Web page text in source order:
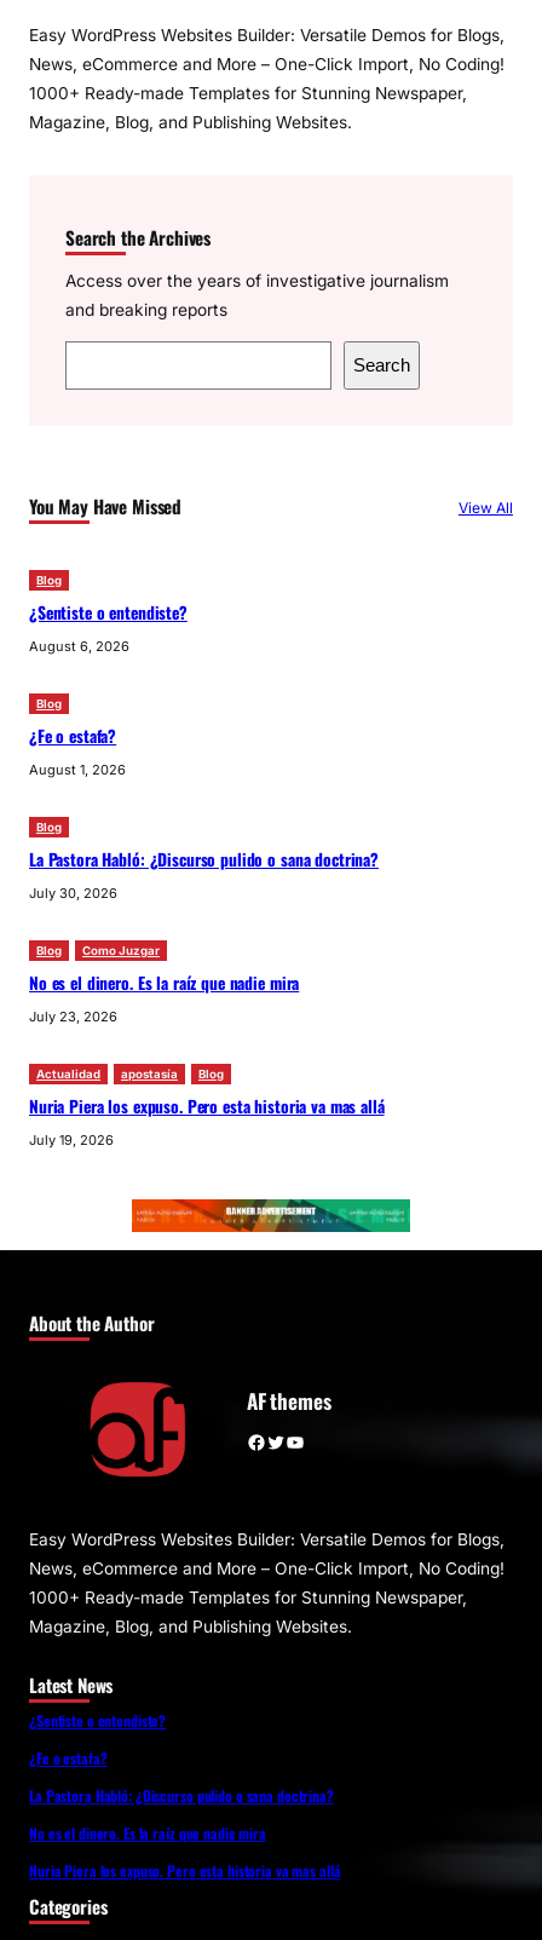
Easy WordPress Websites Builder: Versatile Demos for Blogs,
News, eCommerce and More – One-Click Import, No Coding!
1000+ Ready-made Templates for Stunning Newspaper,
Magazine, Blog, and Publishing Websites.
Search the Archives
Access over the years of investigative journalism
and breaking reports
e
h
Search
You May Have Missed View All
Blog
¿Sentiste o entendiste?
August 6, 2026
Blog
¿Fe o estafa?
August 1, 2026
Blog
La Pastora Habló: ¿Discurso pulido o sana doctrina?
July 30, 2026
Blog Como Juzgar
No es el dinero. Es la raíz que nadie mira
July 23, 2026
Actualidad apostasía Blog
Nuria Piera los expuso. Pero esta historia va mas allá
July 19, 2026
About the Author
AF themes
Facebook Twitter YouTube
Easy WordPress Websites Builder: Versatile Demos for Blogs,
News, eCommerce and More – One-Click Import, No Coding!
1000+ Ready-made Templates for Stunning Newspaper,
Magazine, Blog, and Publishing Websites.
Latest News
¿Sentiste o entendiste?
¿Fe o estafa?
La Pastora Habló: ¿Discurso pulido o sana doctrina?
No es el dinero. Es la raíz que nadie mira
Nuria Piera los expuso. Pero esta historia va mas allá
Categories